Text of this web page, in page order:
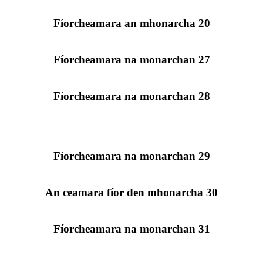
Fíorcheamara an mhonarcha 20
Fíorcheamara na monarchan 27
Fíorcheamara na monarchan 28
Fíorcheamara na monarchan 29
An ceamara fíor den mhonarcha 30
Fíorcheamara na monarchan 31